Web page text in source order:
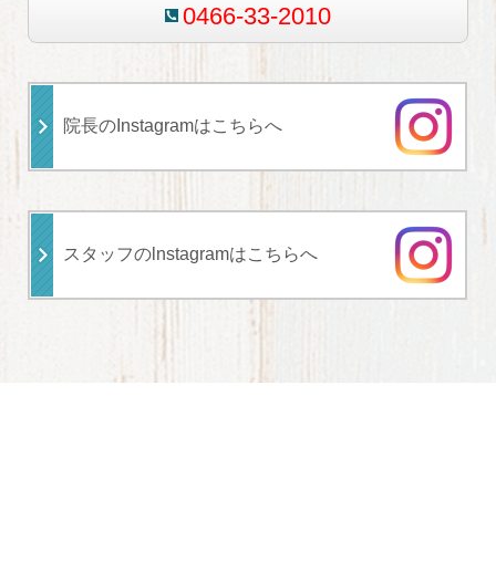
0466-33-2010
院長のInstagramはこちらへ
スタッフのlnstagramはこちらへ